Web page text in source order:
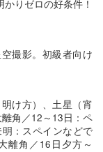
りゼロの好条件！
撮影。初級者向け
け方）、土星（宵
角／12～13日：ペ
：スペインなどで
離角／16日夕方～